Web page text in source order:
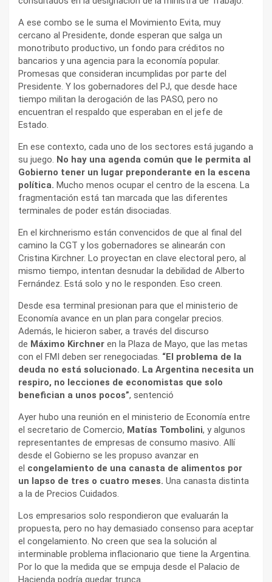
A ese combo se le suma el Movimiento Evita, muy
cercano al Presidente, donde esperan que salga un
monotributo productivo, un fondo para créditos no
bancarios y una agencia para la economía popular.
Promesas que consideran incumplidas por parte del
Presidente. Y los gobernadores del PJ, que desde hace
tiempo militan la derogación de las PASO, pero no
encuentran el respaldo que esperaban en el jefe de
Estado.
En ese contexto, cada uno de los sectores está jugando a
su juego. No hay una agenda común que le permita al
Gobierno tener un lugar preponderante en la escena
política. Mucho menos ocupar el centro de la escena. La
fragmentación está tan marcada que las diferentes
terminales de poder están disociadas.
En el kirchnerismo están convencidos de que al final del
camino la CGT y los gobernadores se alinearán con
Cristina Kirchner. Lo proyectan en clave electoral pero, al
mismo tiempo, intentan desnudar la debilidad de Alberto
Fernández. Está solo y no le responden. Eso creen.
Desde esa terminal presionan para que el ministerio de
Economía avance en un plan para congelar precios.
Además, le hicieron saber, a través del discurso
de Máximo Kirchner en la Plaza de Mayo, que las metas
con el FMI deben ser renegociadas. “El problema de la
deuda no está solucionado. La Argentina necesita un
respiro, no lecciones de economistas que solo
benefician a unos pocos”, sentenció
Ayer hubo una reunión en el ministerio de Economía entre
el secretario de Comercio, Matías Tombolini, y algunos
representantes de empresas de consumo masivo. Allí
desde el Gobierno se les propuso avanzar en
el congelamiento de una canasta de alimentos por
un lapso de tres o cuatro meses. Una canasta distinta
a la de Precios Cuidados.
Los empresarios solo respondieron que evaluarán la
propuesta, pero no hay demasiado consenso para aceptar
el congelamiento. No creen que sea la solución al
interminable problema inflacionario que tiene la Argentina.
Por lo que la medida que se empuja desde el Palacio de
Hacienda podría quedar trunca.